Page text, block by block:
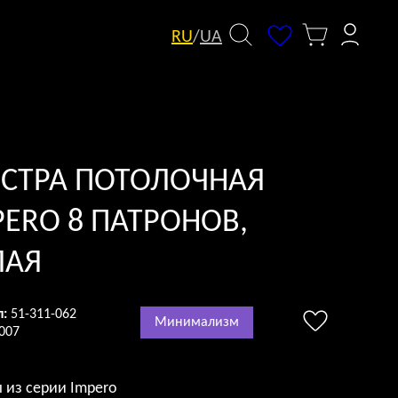
RU/UA
ПОТОЛОЧНАЯ
8 ПАТРОНОВ,
51-311-062
Минимализм
из серии Impero